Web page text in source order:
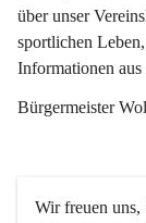
über unser
sportlichen
Informationen
Bürgermeister
Wir freuen uns,